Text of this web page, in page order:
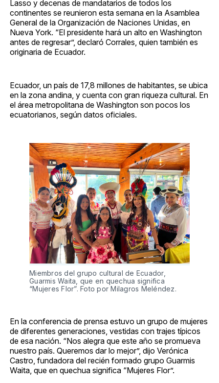
Lasso y decenas de mandatarios de todos los
continentes se reunieron esta semana en la Asamblea
General de la Organización de Naciones Unidas, en
Nueva York. “El presidente hará un alto en Washington
antes de regresar”, declaró Corrales, quien también es
originaria de Ecuador.
Ecuador, un país de 17,8 millones de habitantes, se ubica
en la zona andina, y cuenta con gran riqueza cultural. En
el área metropolitana de Washington son pocos los
ecuatorianos, según datos oficiales.
Miembros del grupo cultural de Ecuador,
Guarmis Waita, que en quechua significa
“Mujeres Flor”. Foto por Milagros Meléndez.
En la conferencia de prensa estuvo un grupo de mujeres
de diferentes generaciones, vestidas con trajes típicos
de esa nación. “Nos alegra que este año se promueva
nuestro país. Queremos dar lo mejor”, dijo Verónica
Castro, fundadora del recién formado grupo Guarmis
Waita, que en quechua significa “Mujeres Flor”.